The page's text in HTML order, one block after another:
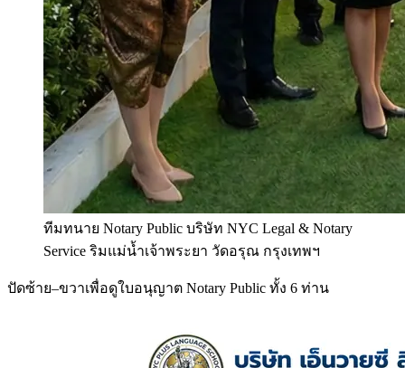
ทีมทนาย Notary Public บริษัท NYC Legal & Notary
Service ริมแม่น้ำเจ้าพระยา วัดอรุณ กรุงเทพฯ
ปัดซ้าย–ขวาเพื่อดูใบอนุญาต Notary Public ทั้ง 6 ท่าน